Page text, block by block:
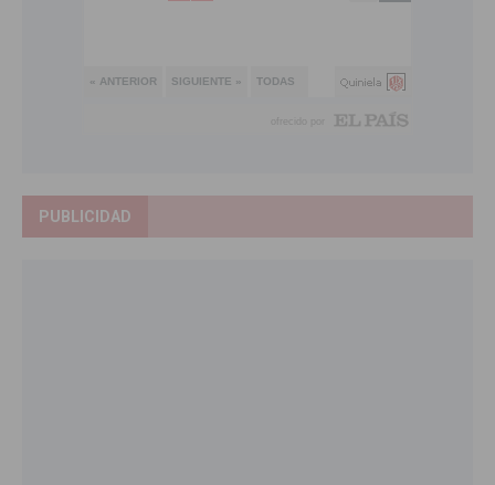
PUBLICIDAD